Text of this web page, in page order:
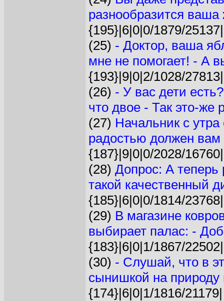
разнообразится
{195}|6|0|0/1879/25137|
(25) - Доктор, ваша
мне не помогает! - А
{193}|9|0|2/1028/27813|
(26) - У вас дети
что двое - Так это-же
(27) Начальник с
радостью должен
{187}|9|0|0/2028/16760|
(28) Допрос: А теперь
такой качественный
{185}|6|0|0/1814/23768|
(29) В магазине
выбирает палас: -
{183}|6|0|1/1867/22502|
(30) - Слушай, что в
сынишкой на
{174}|6|0|1/1816/21179|